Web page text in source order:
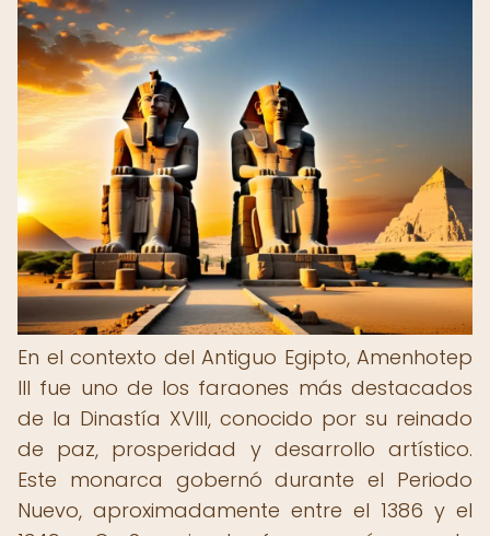
En el contexto del Antiguo Egipto, Amenhotep
III fue uno de los faraones más destacados
de la Dinastía XVIII, conocido por su reinado
de paz, prosperidad y desarrollo artístico.
Este monarca gobernó durante el Periodo
Nuevo, aproximadamente entre el 1386 y el